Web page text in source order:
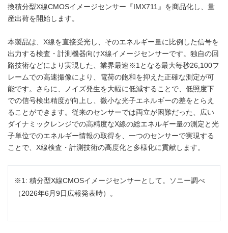
換積分型X線CMOSイメージセンサー『IMX711』を商品化し、量
産出荷を開始します。
本製品は、X線を直接受光し、そのエネルギー量に比例した信号を
出力する検査・計測機器向けX線イメージセンサーです。独自の回
路技術などにより実現した、業界最速※1となる最大毎秒26,100フ
レームでの高速撮像により、電荷の飽和を抑えた正確な測定が可
能です。さらに、ノイズ発生を大幅に低減することで、低照度下
での信号検出精度が向上し、微小な光子エネルギーの差をとらえ
ることができます。従来のセンサーでは両立が困難だった、広い
ダイナミックレンジでの高精度なX線の総エネルギー量の測定と光
子単位でのエネルギー情報の取得を、一つのセンサーで実現する
ことで、X線検査・計測技術の高度化と多様化に貢献します。
※1: 積分型X線CMOSイメージセンサーとして。ソニー調べ
（2026年6月9日広報発表時）。